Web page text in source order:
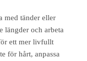
med tänder eller
längder och arbeta
ett mer livfullt
för hårt, anpassa